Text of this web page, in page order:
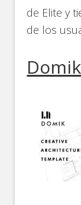
de Elite y
de los
Domik